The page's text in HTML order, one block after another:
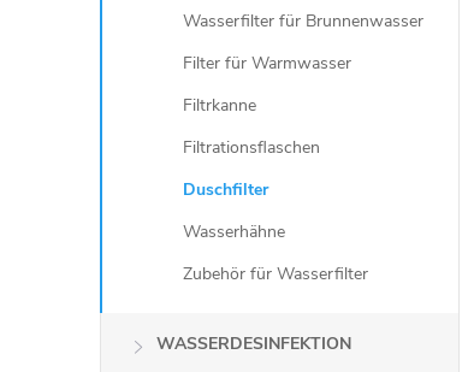
Wasserfilter für Brunnenwasser
Filter für Warmwasser
Filtrkanne
Filtrationsflaschen
Duschfilter
Wasserhähne
Zubehör für Wasserfilter
WASSERDESINFEKTION